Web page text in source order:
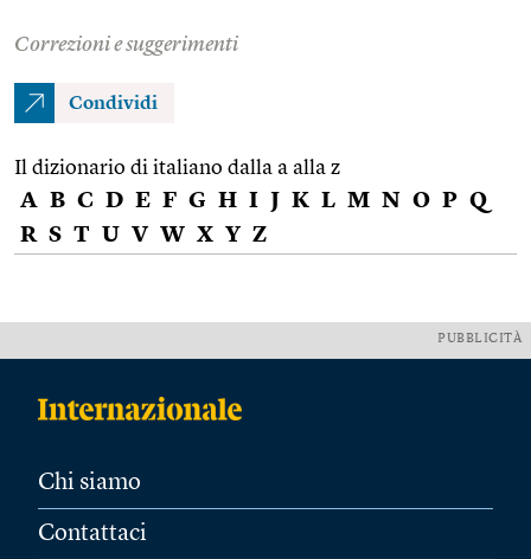
Correzioni e suggerimenti
Condividi
Il dizionario di italiano dalla a alla z
A B C D E F G H I J K L M N O P Q
R S T U V W X Y Z
PUBBLICITÀ
Chi siamo
Contattaci